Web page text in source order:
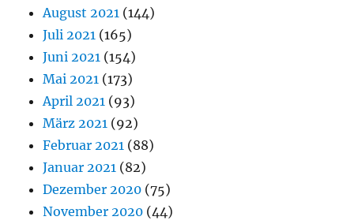
August 2021 (144)
Juli 2021 (165)
Juni 2021 (154)
Mai 2021 (173)
April 2021 (93)
März 2021 (92)
Februar 2021 (88)
Januar 2021 (82)
Dezember 2020 (75)
November 2020 (44)